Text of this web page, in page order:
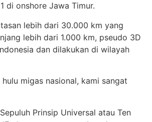
di onshore Jawa Timur.
lebih dari 30.000 km yang
lebih dari 1.000 km, pseudo 3D
dan dilakukan di wilayah
migas nasional, kami sangat
Prinsip Universal atau Ten